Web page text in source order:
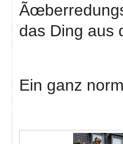
das Ding aus
Ein ganz